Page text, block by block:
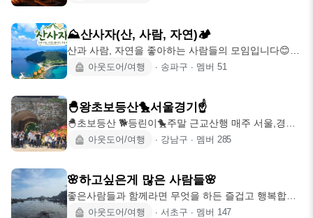
⛰️산사자(산, 사람, 자연)🏕️
산과 사람, 자연을 좋아하는 사람들의 모임입니다😊 #
평일등산 #주말산행 #여행 #섬트레킹
아웃도어/여행 ∙ 송파구 ∙ 멤버 51
🐣왕초보등산🐤서울경기☝️
🐣초보등산 🐕등린이🐤주말 근교산행 매주 서울,경기
주변(인왕,용마아차,대모구룡,청계
아웃도어/여행 ∙ 강남구 ∙ 멤버 285
🌸하고싶은게 많은 사람들🌸
좋은사람들과 함께라면 무엇을 하든 즐겁고 행복합니
다 소모임을 하면서 좋은사람들을 만나 하
아웃도어/여행 ∙ 서초구 ∙ 멤버 147